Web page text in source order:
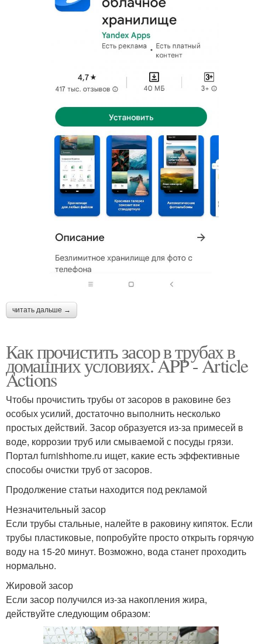
читать дальше →
Как прочистить засор в трубах в
домашних условиях. APP - Article
Actions
Чтобы прочистить трубы от засоров в раковине без
особых усилий, достаточно выполнить несколько
простых действий. Засор образуется из-за примесей в
воде, коррозии труб или смываемой с посуды грязи.
Портал furnishhome.ru ищет, какие есть эффективные
способы очистки труб от засоров.
Продолжение статьи находится под рекламой
Незначительный засор
Если трубы стальные, налейте в раковину кипяток. Если
трубы пластиковые, попробуйте просто открыть горячую
воду на 15-20 минут. Возможно, вода станет проходить
нормально.
Жировой засор
Если засор получился из-за накопления жира,
действуйте следующим образом: